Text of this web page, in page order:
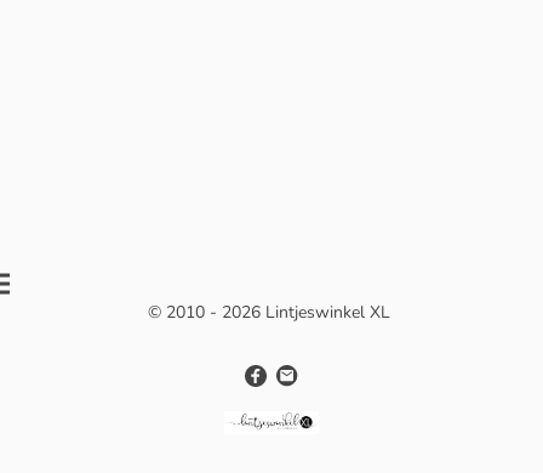
© 2010 - 2026 Lintjeswinkel XL